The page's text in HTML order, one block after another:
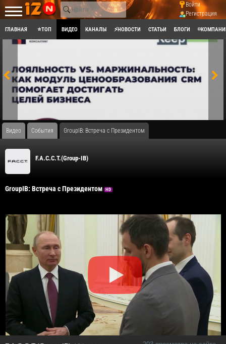
Войти
Регистрация
ГЛАВНАЯ ⭐ТОП ВИДЕО КАНАЛЫ ⚡НОВОСТИ СТАТЬИ БЛОГИ
Видео События GroupIB: Встреча с Президентом
F.A.С.С.T.(Group-IB)
GroupIB: Встреча с Президентом HD